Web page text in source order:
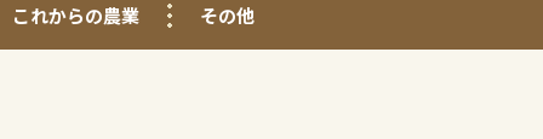
これからの農業 その他